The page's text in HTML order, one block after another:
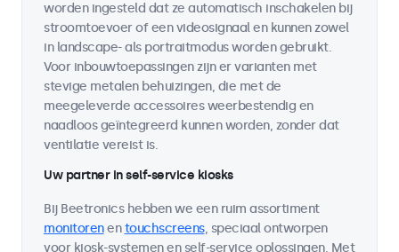
worden ingesteld dat ze automatisch inschakelen bij
stroomtoevoer of een videosignaal en kunnen zowel
in landscape- als portraitmodus worden gebruikt.
Voor inbouwtoepassingen zijn er varianten met
stevige metalen behuizingen, die met de
meegeleverde accessoires weerbestendig en
naadloos geïntegreerd kunnen worden, zonder dat
ventilatie vereist is.
Uw partner in self-service kiosks
Bij Beetronics hebben we een ruim assortiment
monitorenentouchscreens, speciaal ontworpen
voor kiosk-systemen en self-service oplossingen. Met